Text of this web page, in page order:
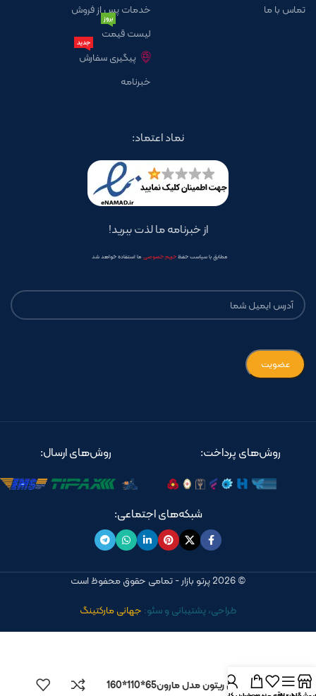
تماس با ما
خدمات پس از فروش
لیست قیمت
بروز
پیگیری سفارش
جدید
خبرنامه
نماد اعتماد:
از خبرنامه ما لذت ببرید!
مطابق با سیاست حفظحریم خصوصی ما استفاده خواهد شد
روش‌های پرداخت: روش‌های ارسال:
شبکه‌های اجتماعی:
© 2026 پرتو بازار - تمامی حقوق محفوظ است
طراحی، پشتیبانی و سئو: جهانی مارکتینگ
وان جکوزی ریتون مدل مارون65*110*160